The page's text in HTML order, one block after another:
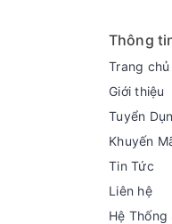
Công
- Máy
Thông
Trang chủ
Giới thiệu
Tuyển
Khuyến
Tin Tức
Liên hệ
Hệ Thống